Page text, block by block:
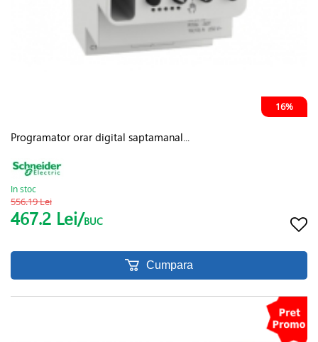
16%
Programator orar digital saptamanal...
In stoc
556.19 Lei
467.2 Lei/BUC
Cumpara